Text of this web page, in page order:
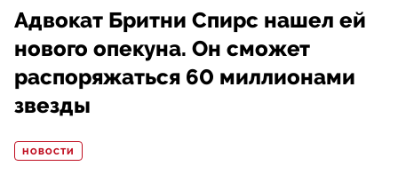
Адвокат Бритни Спирс нашел ей
нового опекуна. Он сможет
распоряжаться 60 миллионами
звезды
НОВОСТИ